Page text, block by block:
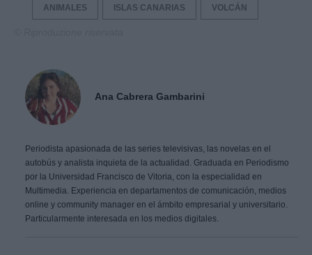
ANIMALES ISLAS CANARIAS VOLCÁN
Ana Cabrera Gambarini
Periodista apasionada de las series televisivas, las novelas en el
autobús y analista inquieta de la actualidad. Graduada en Periodismo
por la Universidad Francisco de Vitoria, con la especialidad en
Multimedia. Experiencia en departamentos de comunicación, medios
online y community manager en el ámbito empresarial y universitario.
Particularmente interesada en los medios digitales.